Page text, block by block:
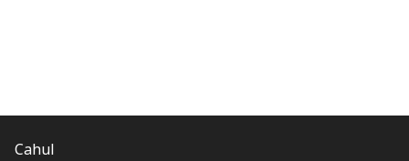
Cahul